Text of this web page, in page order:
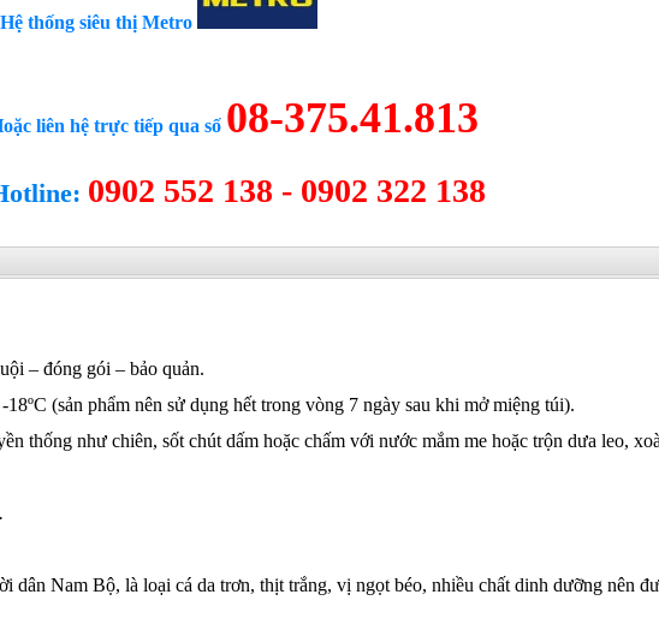
thống siêu thị Metro
liên hệ trực tiếp qua số 08-375.41.813
0902 552 138 - 0902 322 138
– đóng gói – bảo quản.
(sản phẩm nên sử dụng hết trong vòng 7 ngày sau khi mở miệng túi).
thống như chiên, sốt chút dấm hoặc chấm với nước mắm me hoặc trộn dưa leo,
Nam Bộ, là loại cá da trơn, thịt trắng, vị ngọt béo, nhiều chất dinh dưỡng nên